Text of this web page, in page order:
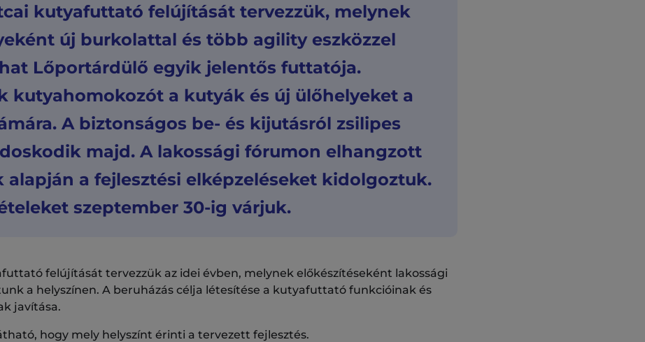
kutyafuttató felújítását tervezzük, melynek
új burkolattal és több agility eszközzel
Lőportárdülő egyik jelentős futtatója.
kutyahomokozót a kutyák és új ülőhelyeket a
A biztonságos be- és kijutásról zsilipes
majd. A lakossági fórumon elhangzott
alapján a fejlesztési elképzeléseket kidolgoztuk.
szeptember 30-ig várjuk.
felújítását tervezzük az idei évben, melynek előkészítéseként lakossági
a helyszínen. A beruházás célja létesítése a kutyafuttató funkcióinak és
javítása.
hogy mely helyszínt érinti a tervezett fejlesztés.